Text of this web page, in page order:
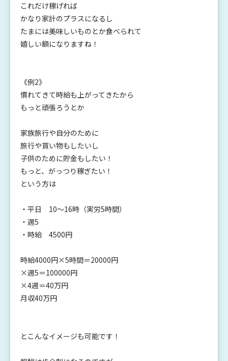
これだけ稼げれば
かなり家計のプラスになるし
たまには美味しいものとか食べられて
嬉しい額になりますね！
《例2》
慣れてきて時給も上がってきたから
もっと頑張ろうとか
家族旅行や自分のために
旅行や買い物もしたいし
子供のために貯金もしたい！
もっと、がっつり稼ぎたい！
という方は
・平日 10〜16時（実労5時間）
・週5
・時給 4500円
時給4000円×5時間＝20000円
×週5＝100000円
×4週＝40万円
月収40万円
とこんなイメージも可能です！